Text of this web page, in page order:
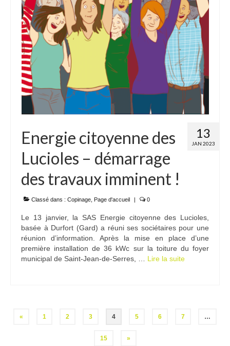
13
JAN 2023
Energie citoyenne des
Lucioles – démarrage
des travaux imminent !
Classé dans : Copinage Page d'accueil | 0
Le 13 janvier, la SAS Energie citoyenne des Lucioles,
basée à Durfort (Gard) a réuni ses sociétaires pour une
réunion d’information. Après la mise en place d’une
première installation de 36 kWc sur la toiture du foyer
municipal de Saint-Jean-de-Serres, … Lire la suite­­
Pagination
« 1 2 3 4 5 6 7 …
15 »